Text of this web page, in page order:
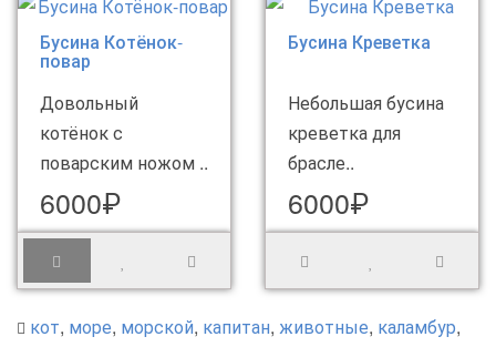
Бусина Котёнок-
повар
Довольный
котёнок с
поварским ножом ..
6000₽
Бусина Креветка
Небольшая бусина
креветка для
брасле..
6000₽
кот, море, морской, капитан, животные, каламбур,